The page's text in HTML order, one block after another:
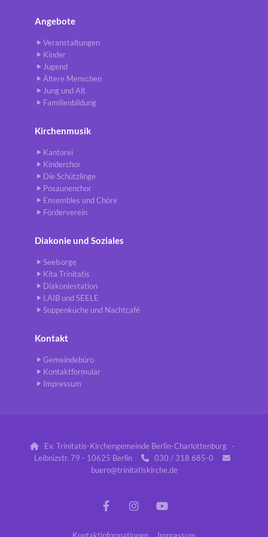
Angebote
Veranstaltungen
Kinder
Jugend
Ältere Menschen
Jung und Alt
Familienbildung
Kirchenmusik
Kantorei
Kinderchor
Die Schützlinge
Posaunenchor
Ensembles und Chöre
Förderverein
Diakonie und Soziales
Seelsorge
Kita Trinitatis
Diakoniestation
LAIB und SEELE
Suppenküche und Nachtcafé
Kontakt
Gemeindebüro
Kontaktformular
Impressum

Ev. Trinitatis-Kirchengemeinde Berlin-Charlottenburg ·
Leibnizstr. 79 - 10625 Berlin
 030 / 318 685-0 
buero@trinitatiskirche.de